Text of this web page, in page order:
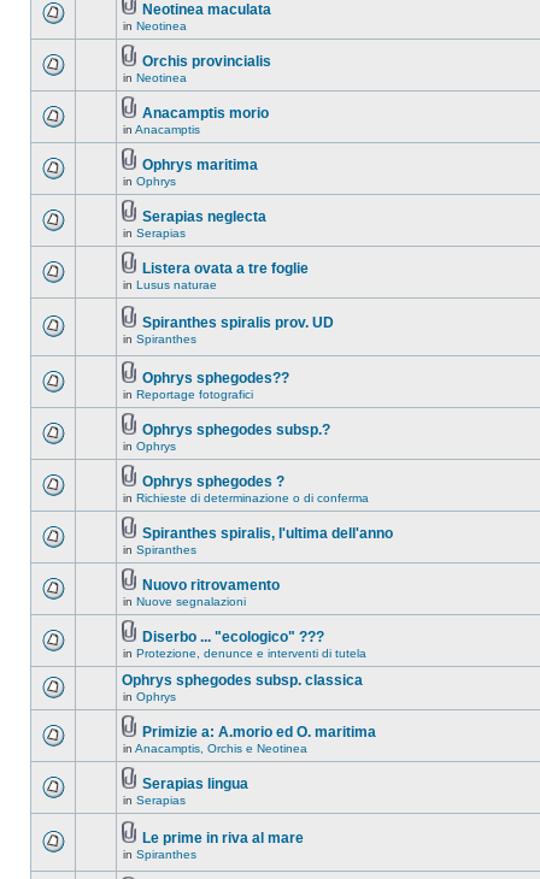
Neotinea maculata
in Neotinea
Orchis provincialis
in Neotinea
Anacamptis morio
in Anacamptis
Ophrys maritima
in Ophrys
Serapias neglecta
in Serapias
Listera ovata a tre foglie
in Lusus naturae
Spiranthes spiralis prov. UD
in Spiranthes
Ophrys sphegodes??
in Reportage fotografici
Ophrys sphegodes subsp.?
in Ophrys
Ophrys sphegodes ?
in Richieste di determinazione o di conferma
Spiranthes spiralis, l'ultima dell'anno
in Spiranthes
Nuovo ritrovamento
in Nuove segnalazioni
Diserbo ... "ecologico" ???
in Protezione, denunce e interventi di tutela
Ophrys sphegodes subsp. classica
in Ophrys
Primizie a: A.morio ed O. maritima
in Anacamptis, Orchis e Neotinea
Serapias lingua
in Serapias
Le prime in riva al mare
in Spiranthes